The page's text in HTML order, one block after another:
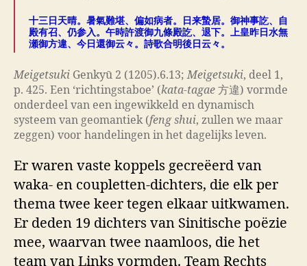
十三日天晴。暑氣難堪、偏如病者。日来蟄居。御神事訖、自
殿有召、仍参入。午時許渡御九條殿訖、退下。上皇昨日水無
瀬御方違、今日還御云々。詩歌合明後日云々。
Meigetsuki Genkyū 2 (1205).6.13;Meigetsuki, deel 1,
p. 425. Een ‘richtingstaboe’ (kata-tagae 方違) vormde
onderdeel van een ingewikkeld en dynamisch
systeem van geomantiek (feng shui, zullen we maar
zeggen) voor handelingen in het dagelijks leven.
Er waren vaste koppels gecreëerd van
waka- en coupletten-dichters, die elk per
thema twee keer tegen elkaar uitkwamen.
Er deden 19 dichters van Sinitische poëzie
mee, waarvan twee naamloos, die het
team van Links vormden. Team Rechts